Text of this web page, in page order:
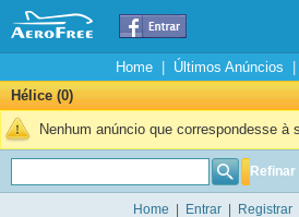
Home| Últimos Anúncios
Hélice (0)
Nenhum anúncio que correspondesse à
Refinar
Home Entrar Registrar